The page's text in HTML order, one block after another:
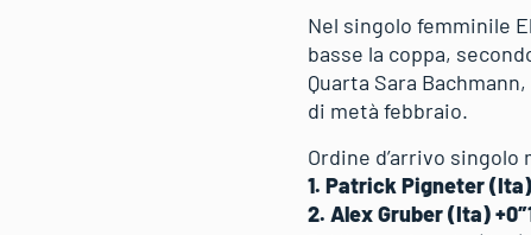
Nel singolo femminile
basse la coppa,
Quarta Sara
di metà febbraio.
Ordine d’arrivo singolo
1. Patrick Pigneter (Ita)
2. Alex Gruber (Ita)